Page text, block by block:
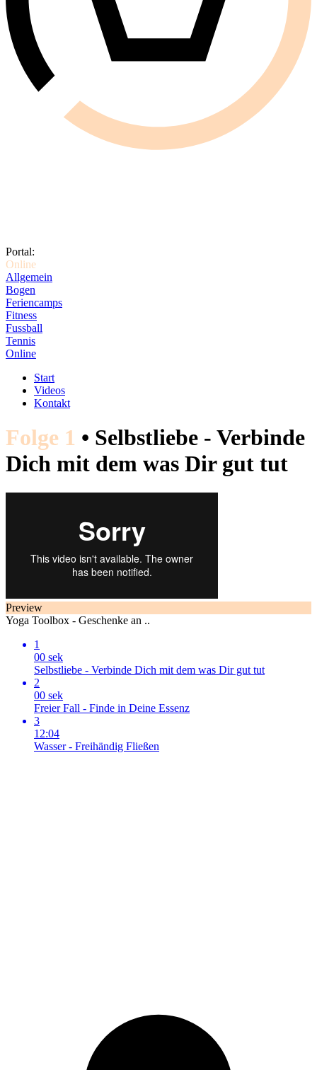
Portal:
Online
Allgemein
Bogen
Feriencamps
Fitness
Fussball
Tennis
Online
Start
Videos
Kontakt
Folge 1 • Selbstliebe - Verbinde
Dich mit dem was Dir gut tut
Preview
Yoga Toolbox - Geschenke an ..
1
00 sek
Selbstliebe - Verbinde Dich mit dem was Dir gut tut
2
00 sek
Freier Fall - Finde in Deine Essenz
3
12:04
Wasser - Freihändig Fließen